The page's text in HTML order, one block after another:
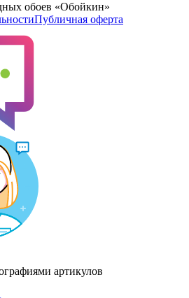
обоев «Обойкин»
Публичная оферта
артикулов